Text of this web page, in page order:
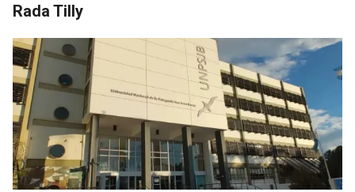
Rada Tilly